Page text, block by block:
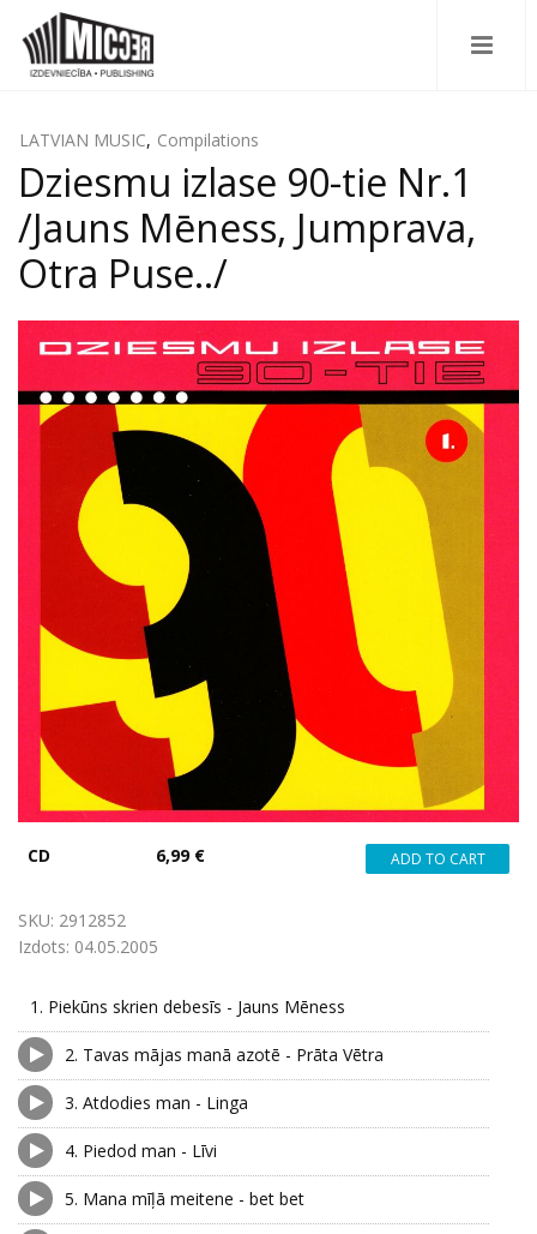
LATVIAN MUSIC, Compilations
Dziesmu izlase 90-tie Nr.1
/Jauns Mēness, Jumprava,
Otra Puse../
CD 6,99 €
SKU: 2912852
Izdots: 04.05.2005
1. Piekūns skrien debesīs - Jauns Mēness
2. Tavas mājas manā azotē - Prāta Vētra
3. Atdodies man - Linga
4. Piedod man - Līvi
5. Mana mīļā meitene - bet bet